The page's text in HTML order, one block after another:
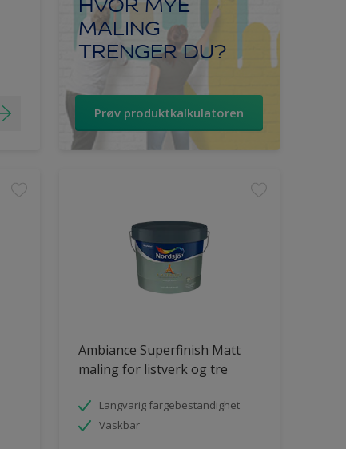
MALING
TRENGER DU?
Prøv produktkalkulatoren
Ambiance Superfinish Matt
maling for listverk og tre
Langvarig fargebestandighet
Vaskbar